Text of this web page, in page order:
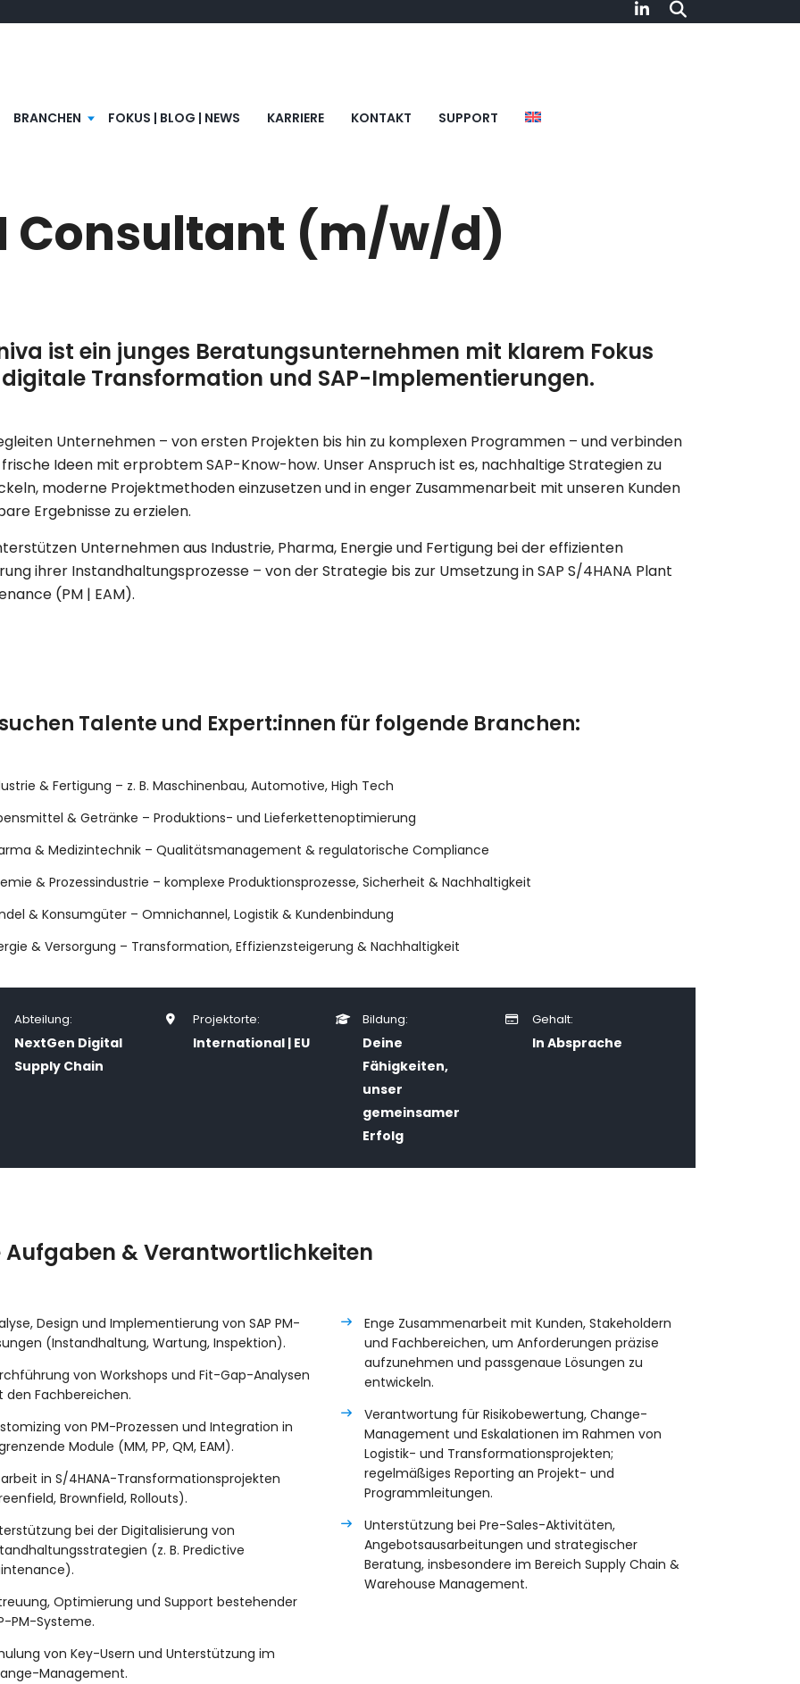
BRANCHEN FOKUS | BLOG | NEWS KARRIERE KONTAKT SUPPORT
Consultant (m/w/d)
ist ein junges Beratungsunternehmen mit klarem Fokus
Transformation und SAP-Implementierungen.
Unternehmen – von ersten Projekten bis hin zu komplexen Programmen – und verbinden
Ideen mit erprobtem SAP-Know-how. Unser Anspruch ist es, nachhaltige Strategien zu
moderne Projektmethoden einzusetzen und in enger Zusammenarbeit mit unseren Kunden
Ergebnisse zu erzielen.
Unternehmen aus Industrie, Pharma, Energie und Fertigung bei der effizienten
ihrer Instandhaltungsprozesse – von der Strategie bis zur Umsetzung in SAP S/4HANA Plant
(PM | EAM).
Talente und Expert:innen für folgende Branchen:
& Fertigung – z. B. Maschinenbau, Automotive, High Tech
& Getränke – Produktions- und Lieferkettenoptimierung
& Medizintechnik – Qualitätsmanagement & regulatorische Compliance
& Prozessindustrie – komplexe Produktionsprozesse, Sicherheit & Nachhaltigkeit
& Konsumgüter – Omnichannel, Logistik & Kundenbindung
& Versorgung – Transformation, Effizienzsteigerung & Nachhaltigkeit
Abteilung:
NextGen Digital
Supply Chain
Projektorte:
International | EU
Bildung:
Deine
Fähigkeiten,
unser
gemeinsamer
Erfolg
Gehalt:
In Absprache
Aufgaben & Verantwortlichkeiten
Design und Implementierung von SAP PM-
(Instandhaltung, Wartung, Inspektion).
von Workshops und Fit-Gap-Analysen
den Fachbereichen.
von PM-Prozessen und Integration in
Module (MM, PP, QM, EAM).
in S/4HANA-Transformationsprojekten
Brownfield, Rollouts).
bei der Digitalisierung von
(z. B. Predictive
Optimierung und Support bestehender
PM-Systeme.
von Key-Usern und Unterstützung im
Management.
Enge Zusammenarbeit mit Kunden, Stakeholdern
und Fachbereichen, um Anforderungen präzise
aufzunehmen und passgenaue Lösungen zu
entwickeln.
Verantwortung für Risikobewertung, Change-
Management und Eskalationen im Rahmen von
Logistik- und Transformationsprojekten;
regelmäßiges Reporting an Projekt- und
Programmleitungen.
Unterstützung bei Pre-Sales-Aktivitäten,
Angebotsausarbeitungen und strategischer
Beratung, insbesondere im Bereich Supply Chain &
Warehouse Management.